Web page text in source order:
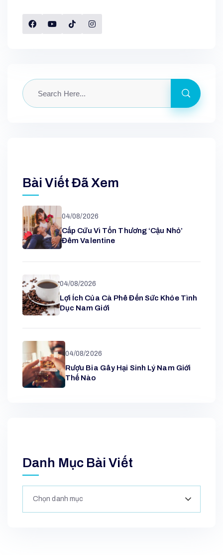
Bài Viết Đã Xem
04/08/2026
Cấp Cứu Vì Tổn Thương ‘cậu Nhỏ’
Đêm Valentine
04/08/2026
Lợi Ích Của Cà Phê Đến Sức Khỏe Tình
Dục Nam Giới
04/08/2026
Rượu Bia Gây Hại Sinh Lý Nam Giới
Thế Nào
Danh Mục Bài Viết
Chọn danh mục